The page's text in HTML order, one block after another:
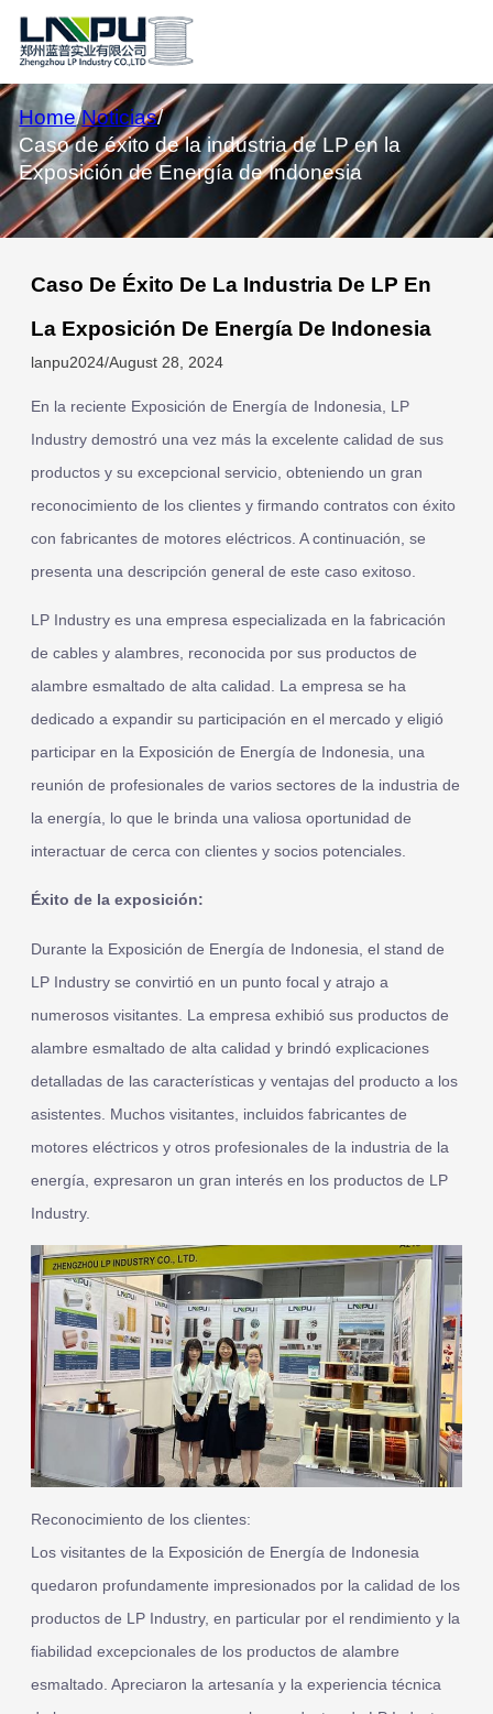
Home/Noticias/
Caso de éxito de la industria de LP en la
Exposición de Energía de Indonesia
Caso De Éxito De La Industria De LP En
La Exposición De Energía De Indonesia
lanpu2024/August 28, 2024
En la reciente Exposición de Energía de Indonesia, LP
Industry demostró una vez más la excelente calidad de sus
productos y su excepcional servicio, obteniendo un gran
reconocimiento de los clientes y firmando contratos con éxito
con fabricantes de motores eléctricos. A continuación, se
presenta una descripción general de este caso exitoso.
LP Industry es una empresa especializada en la fabricación
de cables y alambres, reconocida por sus productos de
alambre esmaltado de alta calidad. La empresa se ha
dedicado a expandir su participación en el mercado y eligió
participar en la Exposición de Energía de Indonesia, una
reunión de profesionales de varios sectores de la industria de
la energía, lo que le brinda una valiosa oportunidad de
interactuar de cerca con clientes y socios potenciales.
Éxito de la exposición:
Durante la Exposición de Energía de Indonesia, el stand de
LP Industry se convirtió en un punto focal y atrajo a
numerosos visitantes. La empresa exhibió sus productos de
alambre esmaltado de alta calidad y brindó explicaciones
detalladas de las características y ventajas del producto a los
asistentes. Muchos visitantes, incluidos fabricantes de
motores eléctricos y otros profesionales de la industria de la
energía, expresaron un gran interés en los productos de LP
Industry.
Reconocimiento de los clientes:
Los visitantes de la Exposición de Energía de Indonesia
quedaron profundamente impresionados por la calidad de los
productos de LP Industry, en particular por el rendimiento y la
fiabilidad excepcionales de los productos de alambre
esmaltado. Apreciaron la artesanía y la experiencia técnica